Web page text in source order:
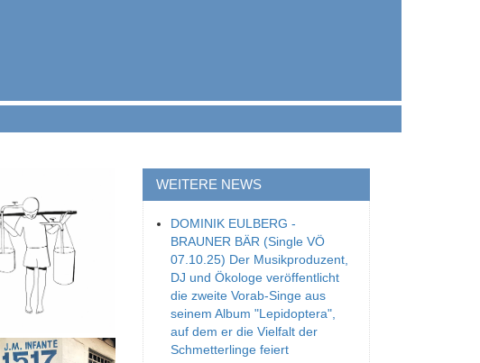
WEITERE NEWS
DOMINIK EULBERG -
BRAUNER BÄR (Single VÖ
07.10.25) Der Musikproduzent,
DJ und Ökologe veröffentlicht
die zweite Vorab-Singe aus
seinem Album "Lepidoptera",
auf dem er die Vielfalt der
Schmetterlinge feiert